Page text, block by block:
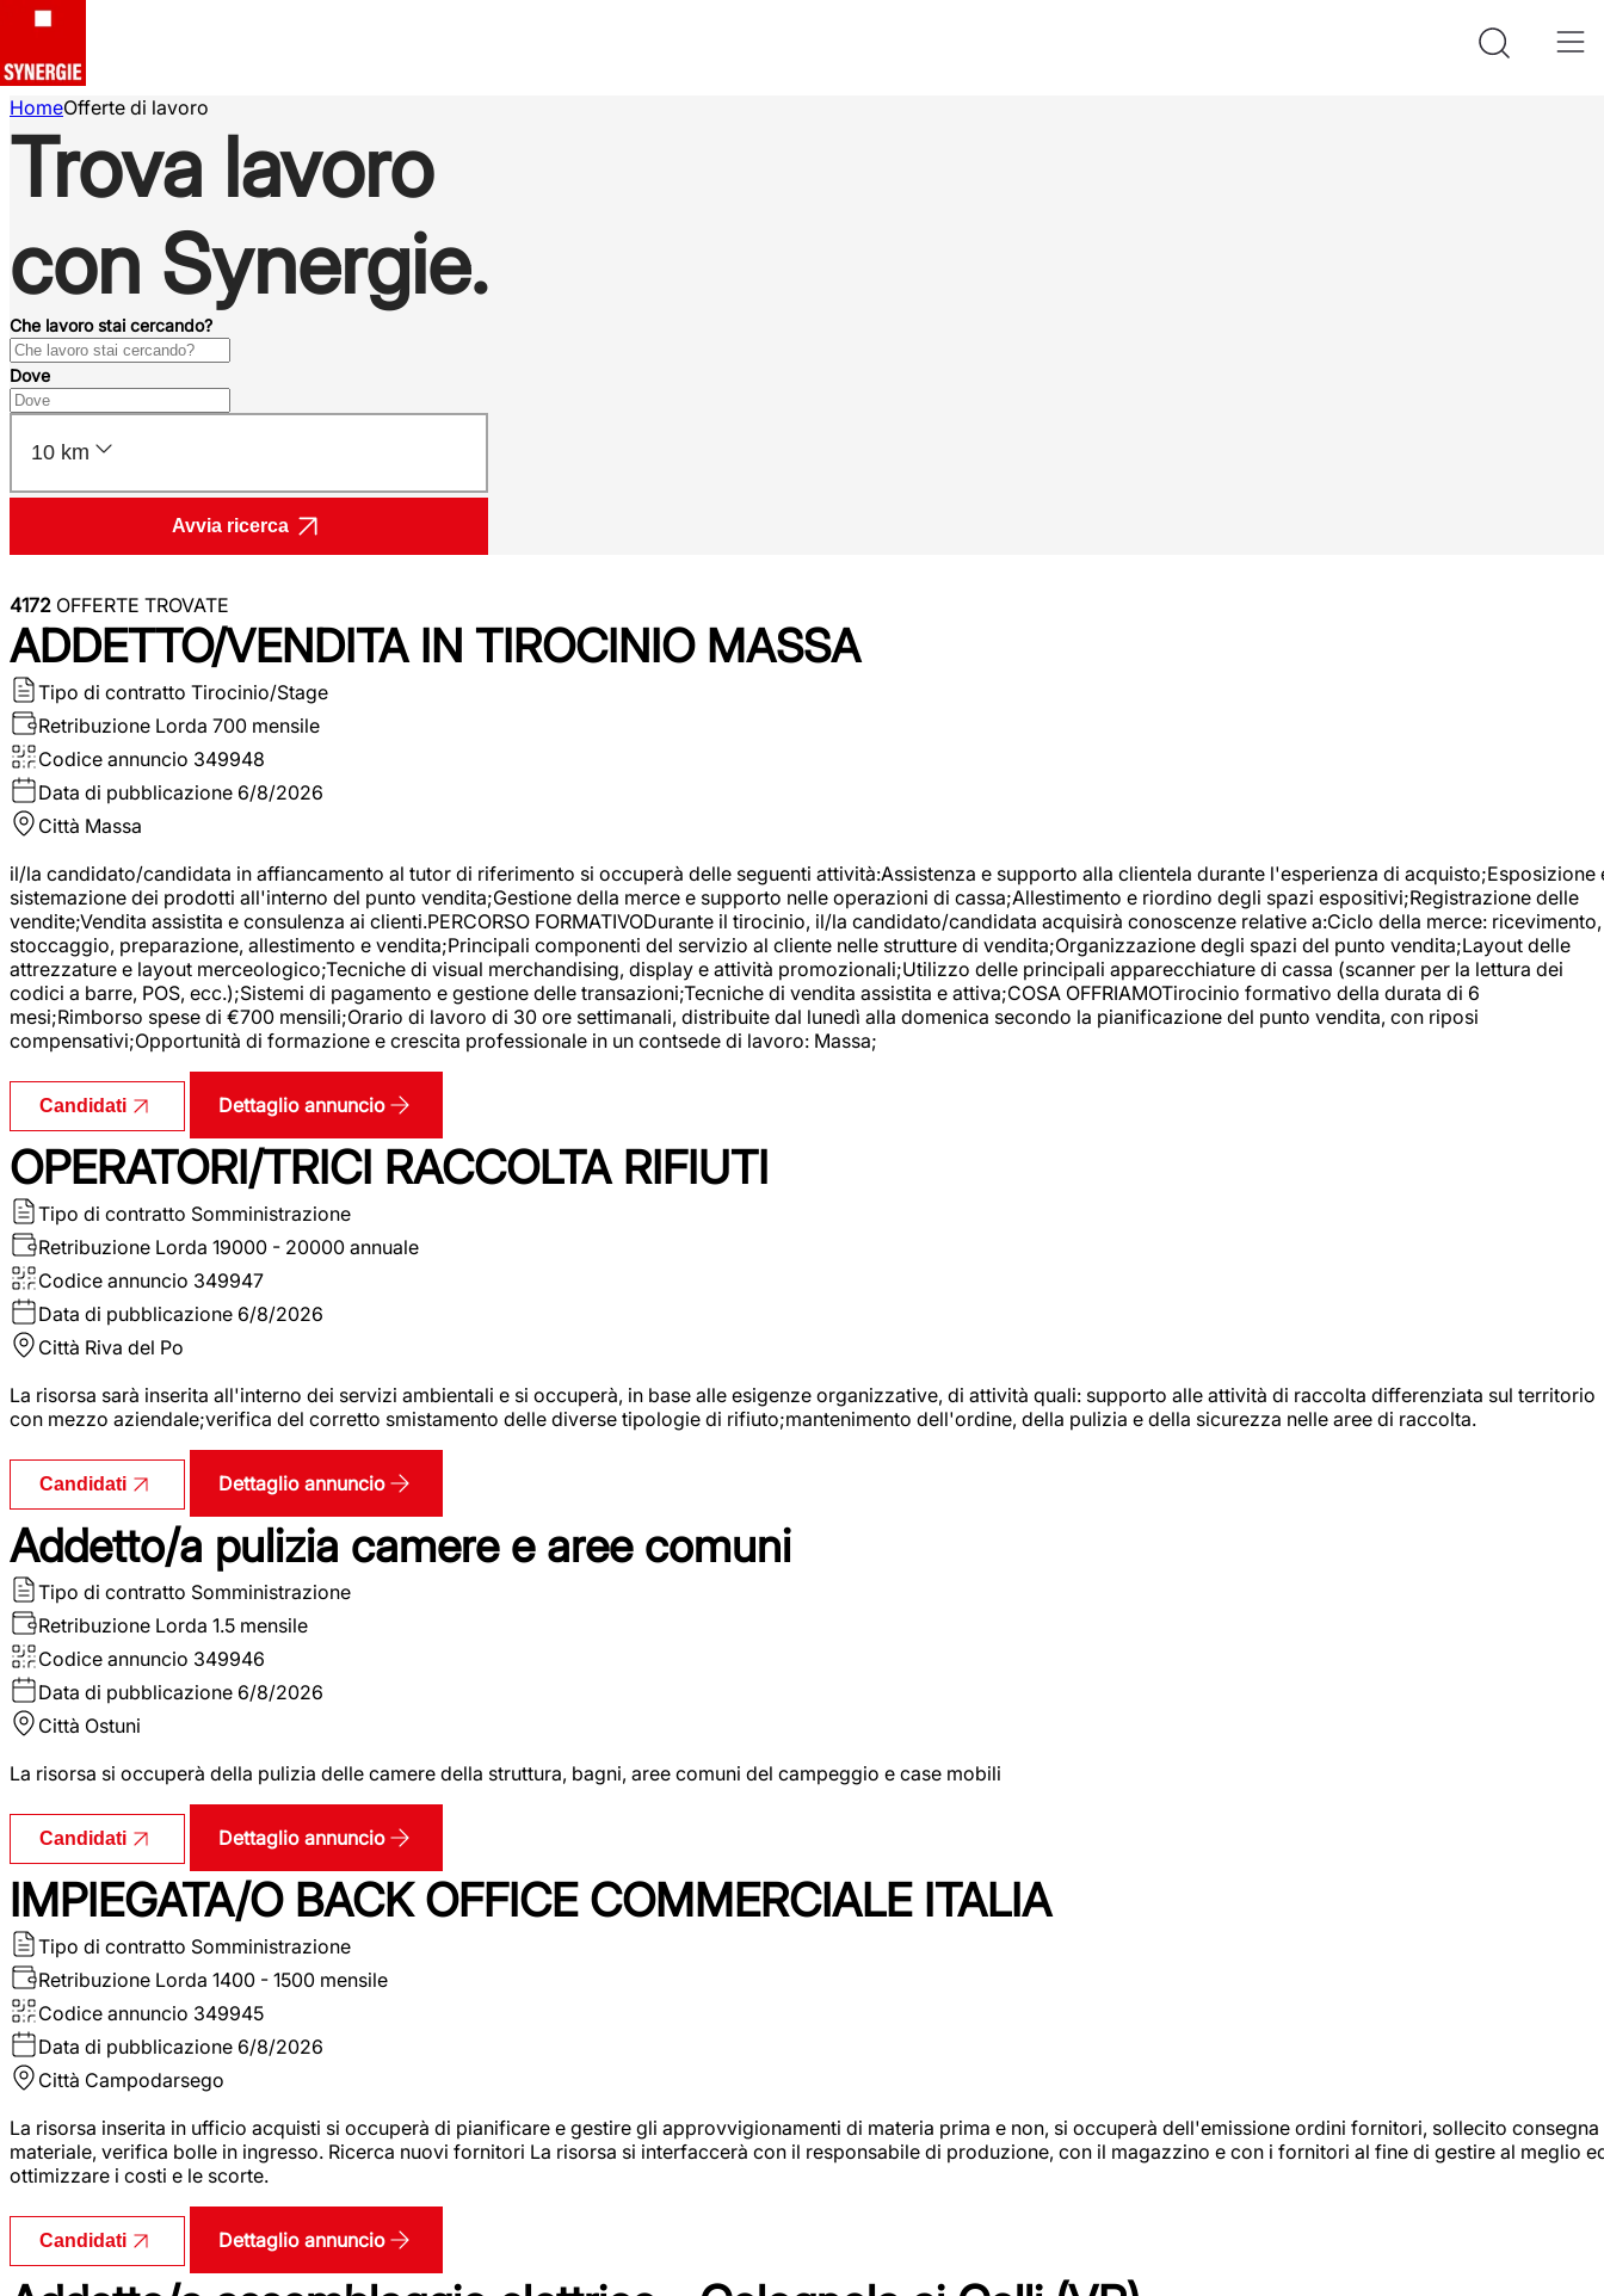
HomeOfferte di lavoro
Trova lavoro
con Synergie.
Che lavoro stai cercando?
Dove
10 km
Avvia ricerca
4172 OFFERTE TROVATE
ADDETTO/VENDITA IN TIROCINIO MASSA
Tipo di contratto Tirocinio/Stage
Retribuzione Lorda 700 mensile
Codice annuncio 349948
Data di pubblicazione 6/8/2026
Città Massa
il/la candidato/candidata in affiancamento al tutor di riferimento si occuperà delle seguenti attività:Assistenza e supporto alla clientela durante l'esperienza di acquisto;Esposizione
sistemazione dei prodotti all'interno del punto vendita;Gestione della merce e supporto nelle operazioni di cassa;Allestimento e riordino degli spazi espositivi;Registrazione delle
vendite;Vendita assistita e consulenza ai clienti.PERCORSO FORMATIVODurante il tirocinio, il/la candidato/candidata acquisirà conoscenze relative a:Ciclo della merce: ricevimento,
stoccaggio, preparazione, allestimento e vendita;Principali componenti del servizio al cliente nelle strutture di vendita;Organizzazione degli spazi del punto vendita;Layout delle
attrezzature e layout merceologico;Tecniche di visual merchandising, display e attività promozionali;Utilizzo delle principali apparecchiature di cassa (scanner per la lettura dei
codici a barre, POS, ecc.);Sistemi di pagamento e gestione delle transazioni;Tecniche di vendita assistita e attiva;COSA OFFRIAMOTirocinio formativo della durata di 6
mesi;Rimborso spese di €700 mensili;Orario di lavoro di 30 ore settimanali, distribuite dal lunedì alla domenica secondo la pianificazione del punto vendita, con riposi
compensativi;Opportunità di formazione e crescita professionale in un contsede di lavoro: Massa;
Candidati Dettaglio annuncio
OPERATORI/TRICI RACCOLTA RIFIUTI
Tipo di contratto Somministrazione
Retribuzione Lorda 19000 - 20000 annuale
Codice annuncio 349947
Data di pubblicazione 6/8/2026
Città Riva del Po
La risorsa sarà inserita all'interno dei servizi ambientali e si occuperà, in base alle esigenze organizzative, di attività quali: supporto alle attività di raccolta differenziata sul territorio
con mezzo aziendale;verifica del corretto smistamento delle diverse tipologie di rifiuto;mantenimento dell'ordine, della pulizia e della sicurezza nelle aree di raccolta.
Candidati Dettaglio annuncio
Addetto/a pulizia camere e aree comuni
Tipo di contratto Somministrazione
Retribuzione Lorda 1.5 mensile
Codice annuncio 349946
Data di pubblicazione 6/8/2026
Città Ostuni
La risorsa si occuperà della pulizia delle camere della struttura, bagni, aree comuni del campeggio e case mobili
Candidati Dettaglio annuncio
IMPIEGATA/O BACK OFFICE COMMERCIALE ITALIA
Tipo di contratto Somministrazione
Retribuzione Lorda 1400 - 1500 mensile
Codice annuncio 349945
Data di pubblicazione 6/8/2026
Città Campodarsego
La risorsa inserita in ufficio acquisti si occuperà di pianificare e gestire gli approvvigionamenti di materia prima e non, si occuperà dell'emissione ordini fornitori, sollecito consegna
materiale, verifica bolle in ingresso. Ricerca nuovi fornitori La risorsa si interfaccerà con il responsabile di produzione, con il magazzino e con i fornitori al fine di gestire al meglio
ottimizzare i costi e le scorte.
Candidati Dettaglio annuncio